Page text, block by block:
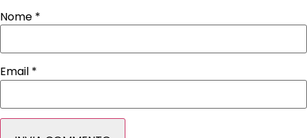
Nome *
Email *